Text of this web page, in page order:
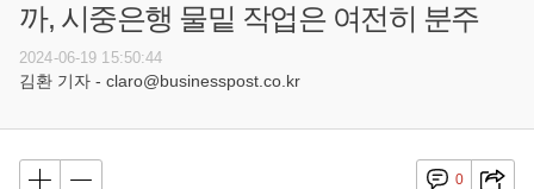
까, 시중은행 물밑 작업은 여전히 분주
2024-06-19 15:50:44
김환 기자 - claro@businesspost.co.kr
0